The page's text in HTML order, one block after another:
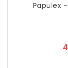
Papulex